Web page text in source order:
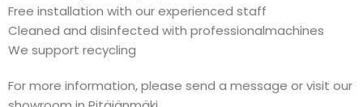
Free installation with our experienced staff
Cleaned and disinfected with professionalmachines
We support recycling
For more information, please send a message or visit our